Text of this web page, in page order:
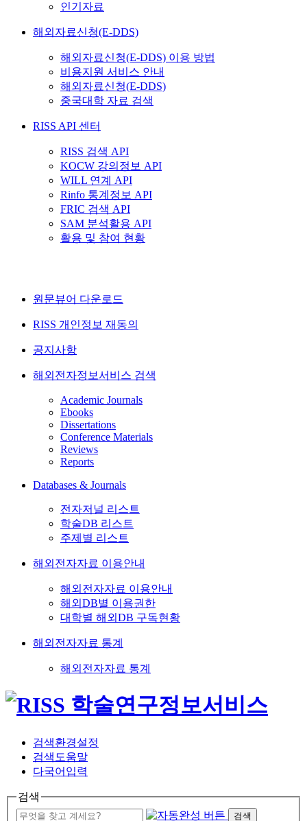
인기자료
해외자료신청(E-DDS)
해외자료신청(E-DDS) 이용 방법
비용지원 서비스 안내
해외자료신청(E-DDS)
중국대학 자료 검색
RISS API 센터
RISS 검색 API
KOCW 강의정보 API
WILL 연계 API
Rinfo 통계정보 API
FRIC 검색 API
SAM 분석활용 API
활용 및 참여 현황
원문뷰어 다운로드
RISS 개인정보 재동의
공지사항
해외전자정보서비스 검색
Academic Journals
Ebooks
Dissertations
Conference Materials
Reviews
Reports
Databases & Journals
전자저널 리스트
학술DB 리스트
주제별 리스트
해외전자자료 이용안내
해외전자자료 이용안내
해외DB별 이용권한
대학별 해외DB 구독현황
해외전자자료 통계
해외전자자료 통계
검색환경설정
검색도움말
다국어입력
검색
검색